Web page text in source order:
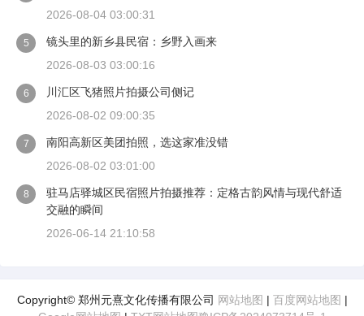
2026-08-04 03:00:31
5
镜头里的新乡县民宿：乡野入画来
2026-08-03 03:00:16
6
川汇区飞猪照片拍摄公司侧记
2026-08-02 09:00:35
7
南阳高新区美团拍照，选这家准没错
2026-08-02 03:01:00
8
驻马店驿城区民宿照片拍摄推荐：定格古韵风情与现代舒适
交融的瞬间
2026-06-14 21:10:58
Copyright© 郑州元熹文化传播有限公司 网站地图 | 百度网站地图 |